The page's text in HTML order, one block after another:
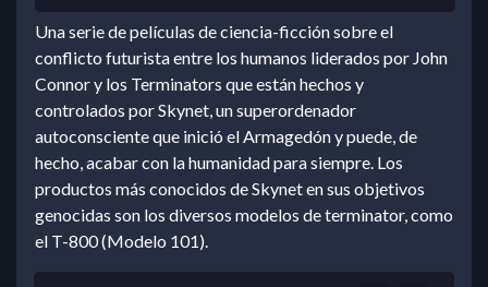
Una serie de películas de ciencia-ficción sobre el
conflicto futurista entre los humanos liderados por John
Connor y los Terminators que están hechos y
controlados por Skynet, un superordenador
autoconsciente que inició el Armagedón y puede, de
hecho, acabar con la humanidad para siempre. Los
productos más conocidos de Skynet en sus objetivos
genocidas son los diversos modelos de terminator, como
el T-800 (Modelo 101).